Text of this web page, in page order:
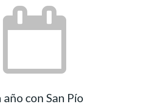
año con San Pío